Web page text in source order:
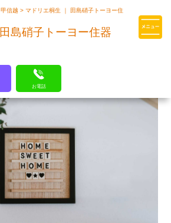
リエはLIXILの厳しい基準を
甲信越>マドリエ桐生 ｜ 田島硝子トーヨー住
島硝子トーヨー住器
お電話